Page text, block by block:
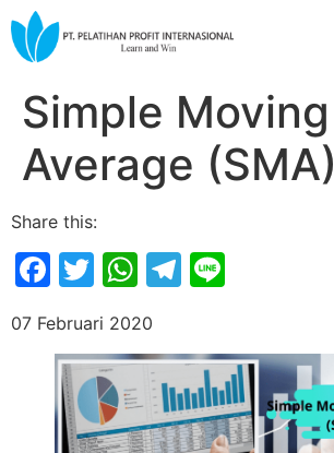
Simple Moving
Average (SMA)
Share this:
Facebook
Twitter
WhatsApp
Telegram
07 Februari 2020